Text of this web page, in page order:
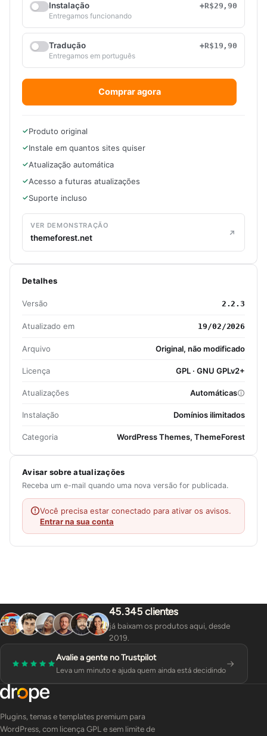
Instalação
+R$29,90
Entregamos funcionando
Tradução
+R$19,90
Entregamos em português
Comprar agora
Produto original
Instale em quantos sites quiser
Atualização automática
Acesso a futuras atualizações
Suporte incluso
VER DEMONSTRAÇÃO
themeforest.net
Detalhes
Versão 2.2.3
Atualizado em 19/02/2026
Arquivo Original, não modificado
Licença GPL · GNU GPLv2+
Atualizações Automáticas
Instalação Domínios ilimitados
Categoria WordPress Themes, ThemeForest
Avisar sobre atualizações
Receba um e-mail quando uma nova versão for publicada.
Você precisa estar conectado para ativar os avisos.
Entrar na sua conta
45.345 clientes
já baixam os produtos aqui, desde
2019.
Avalie a gente no Trustpilot
Leva um minuto e ajuda quem ainda está decidindo
Plugins, temas e templates premium para
WordPress, com licença GPL e sem limite de